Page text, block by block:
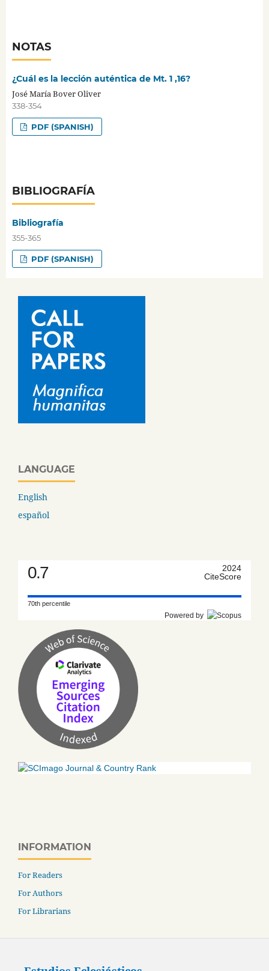
NOTAS
¿Cuál es la lección auténtica de Mt. 1 ,16?
José María Bover Oliver
338-354
PDF (SPANISH)
BIBLIOGRAFÍA
Bibliografía
355-365
PDF (SPANISH)
LANGUAGE
English
español
0.7
2024
CiteScore
70th percentile
Powered by
INFORMATION
For Readers
For Authors
For Librarians